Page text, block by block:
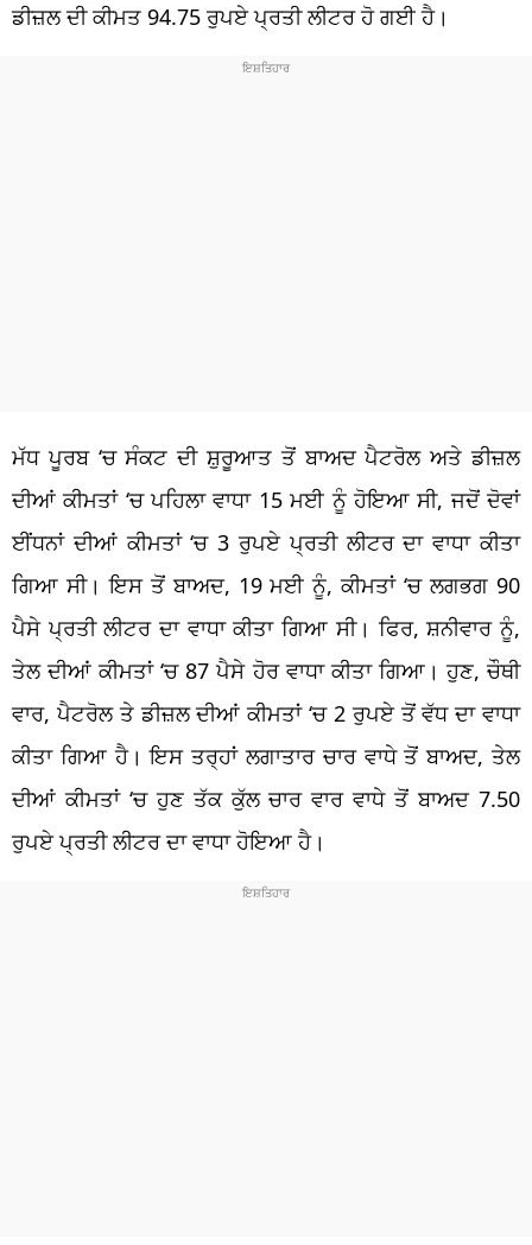
ਡੀਜ਼ਲ ਦੀ ਕੀਮਤ 94.75 ਰੁਪਏ ਪ੍ਰਤੀ ਲੀਟਰ ਹੋ ਗਈ ਹੈ।
ਮੱਧ ਪੂਰਬ ‘ਚ ਸੰਕਟ ਦੀ ਸ਼ੁਰੂਆਤ ਤੋਂ ਬਾਅਦ ਪੈਟਰੋਲ ਅਤੇ ਡੀਜ਼ਲ
ਦੀਆਂ ਕੀਮਤਾਂ ‘ਚ ਪਹਿਲਾ ਵਾਧਾ 15 ਮਈ ਨੂੰ ਹੋਇਆ ਸੀ, ਜਦੋਂ ਦੋਵਾਂ
ਈਂਧਨਾਂ ਦੀਆਂ ਕੀਮਤਾਂ ‘ਚ 3 ਰੁਪਏ ਪ੍ਰਤੀ ਲੀਟਰ ਦਾ ਵਾਧਾ ਕੀਤਾ
ਗਿਆ ਸੀ। ਇਸ ਤੋਂ ਬਾਅਦ, 19 ਮਈ ਨੂੰ, ਕੀਮਤਾਂ ‘ਚ ਲਗਭਗ 90
ਪੈਸੇ ਪ੍ਰਤੀ ਲੀਟਰ ਦਾ ਵਾਧਾ ਕੀਤਾ ਗਿਆ ਸੀ। ਫਿਰ, ਸ਼ਨੀਵਾਰ ਨੂੰ,
ਤੇਲ ਦੀਆਂ ਕੀਮਤਾਂ ‘ਚ 87 ਪੈਸੇ ਹੋਰ ਵਾਧਾ ਕੀਤਾ ਗਿਆ। ਹੁਣ, ਚੌਥੀ
ਵਾਰ, ਪੈਟਰੋਲ ਤੇ ਡੀਜ਼ਲ ਦੀਆਂ ਕੀਮਤਾਂ ‘ਚ 2 ਰੁਪਏ ਤੋਂ ਵੱਧ ਦਾ ਵਾਧਾ
ਕੀਤਾ ਗਿਆ ਹੈ। ਇਸ ਤਰ੍ਹਾਂ ਲਗਾਤਾਰ ਚਾਰ ਵਾਧੇ ਤੋਂ ਬਾਅਦ, ਤੇਲ
ਦੀਆਂ ਕੀਮਤਾਂ ‘ਚ ਹੁਣ ਤੱਕ ਕੁੱਲ ਚਾਰ ਵਾਰ ਵਾਧੇ ਤੋਂ ਬਾਅਦ 7.50
ਰੁਪਏ ਪ੍ਰਤੀ ਲੀਟਰ ਦਾ ਵਾਧਾ ਹੋਇਆ ਹੈ।